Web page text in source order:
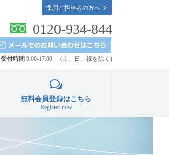
採用ご担当者の方へ
0120-934-844
受付時間 9:00-17:00 (土、日、祝を除く)
無料会員登録はこちら
Register now